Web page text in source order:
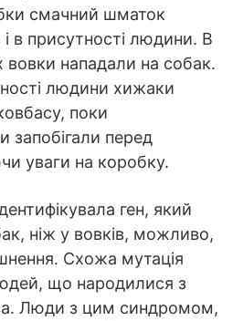
смачний шматок
в присутності людини. В
вовки нападали на собак.
людини хижаки
поки
запобігали перед
уваги на коробку.
ген, який
ніж у вовків, можливо,
Схожа мутація
що народилися з
Люди з цим синдромом,